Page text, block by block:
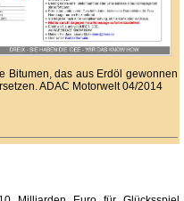
Bitumen, das aus Erdöl gewonnen
ADAC Motorwelt 04/2014